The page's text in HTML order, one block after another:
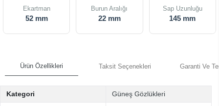
Ekartman
52 mm
Burun Aralığı
22 mm
Sap Uzunluğu
145 mm
Ürün Özellikleri Taksit Seçenekleri Garanti Ve
Kategori Güneş Gözlükleri